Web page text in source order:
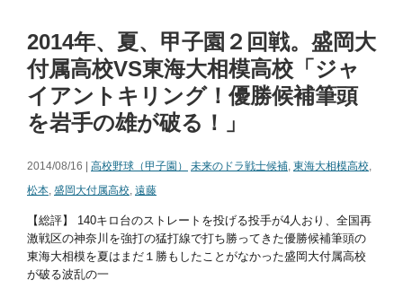
2014年、夏、甲子園２回戦。盛岡大
付属高校VS東海大相模高校「ジャ
イアントキリング！優勝候補筆頭
を岩手の雄が破る！」
2014/08/16 | 高校野球（甲子園） 未来のドラ戦士候補, 東海大相模高校,
松本, 盛岡大付属高校, 遠藤
【総評】 140キロ台のストレートを投げる投手が4人おり、全国再
激戦区の神奈川を強打の猛打線で打ち勝ってきた優勝候補筆頭の
東海大相模を夏はまだ１勝もしたことがなかった盛岡大付属高校
が破る波乱の一